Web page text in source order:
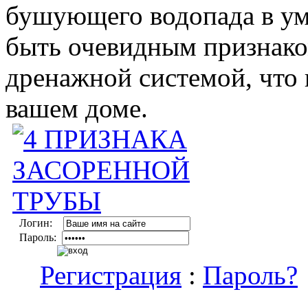
бушующего водопада в
быть очевидным
дренажной системой, что
вашем доме.
Логин:
Пароль:
Регистрация : Пароль?